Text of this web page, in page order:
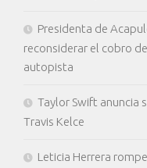
Presidenta de
reconsiderar el cobro
autopista
Taylor Swift anuncia
Travis Kelce
Leticia Herrera